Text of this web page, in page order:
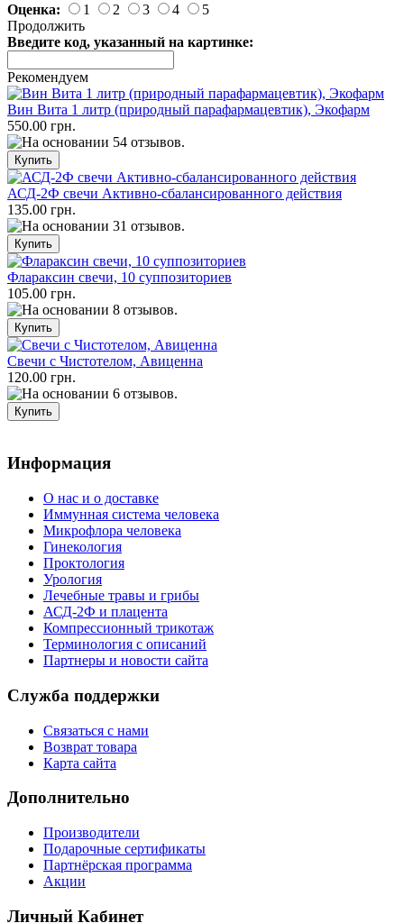
Оценка:
1 2 3 4
5
Продолжить
Введите код, указанный на картинке:
Рекомендуем
Вин Вита 1 литр (природный парафармацевтик), Экофарм
550.00 грн.
АСД-2Ф свечи Активно-сбалансированного действия
135.00 грн.
Флараксин свечи, 10 суппозиториев
105.00 грн.
Свечи с Чистотелом, Авиценна
120.00 грн.
Информация
О нас и о доставке
Иммунная система человека
Микрофлора человека
Гинекология
Проктология
Урология
Лечебные травы и грибы
АСД-2Ф и плацента
Компрессионный трикотаж
Терминология с описаний
Партнеры и новости сайта
Служба поддержки
Связаться с нами
Возврат товара
Карта сайта
Дополнительно
Производители
Подарочные сертификаты
Партнёрская программа
Акции
Личный Кабинет